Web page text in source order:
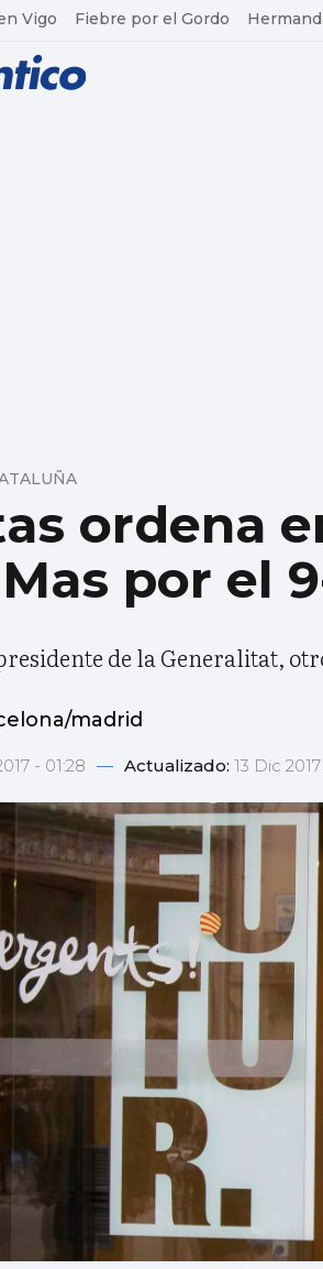
Vigo Fiebre por el Gordo
ordena
por el
de la Generalitat,
madrid
- 01:28 — Actualizado: 13 Dic